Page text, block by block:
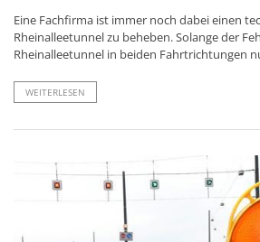
Eine Fachfirma ist immer noch dabei einen
Rheinalleetunnel zu beheben. Solange der
Rheinalleetunnel in beiden Fahrtrichtungen
WEITERLESEN